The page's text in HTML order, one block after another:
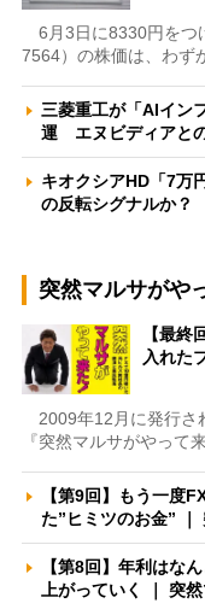
6月3日に8330円をつ
7564）の株価は、わず
三菱重工が「AIイン
運 エヌビディアと
キオクシアHD「7万
の反転シグナルか
突然マルサがや
【最
入れた
2009年12月に発行さ
『突然マルサがやっ
【第9回】もう一度
た”ヒミツのお金”
【第8回】年利はな
上がっていく ｜ 突